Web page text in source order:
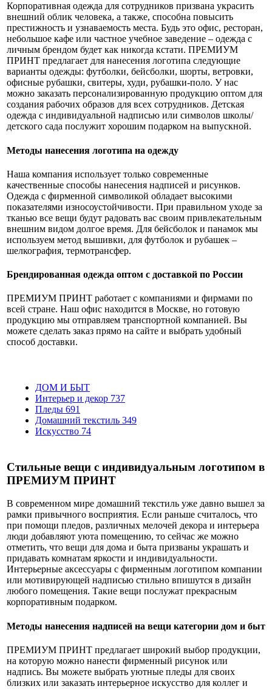
Корпоративная одежда для сотрудников призвана украсить
внешний облик человека, а также, способна повысить
престижность и узнаваемость места. Будь это офис, ресторан,
небольшое кафе или частное учебное заведение – одежда с
личным брендом будет как никогда кстати. ПРЕМИУМ
ПРИНТ предлагает для нанесения логотипа следующие
варианты одежды: футболки, бейсболки, шорты, ветровки,
офисные рубашки, свитеры, худи, рубашки-поло. У нас
можно заказать персонализированную продукцию оптом для
создания рабочих образов для всех сотрудников. Детская
одежда с индивидуальной надписью или символов школы/
детского сада послужит хорошим подарком на выпускной.
Методы нанесения логотипа на одежду
Наша компания использует только современные
качественные способы нанесения надписей и рисунков.
Одежда с фирменной символикой обладает высокими
показателями износоустойчивости. При правильном уходе за
тканью все вещи будут радовать вас своим привлекательным
внешним видом долгое время. Для бейсболок и панамок мы
используем метод вышивки, для футболок и рубашек –
шелкография, термотрансфер.
Брендированная одежда оптом с доставкой по России
ПРЕМИУМ ПРИНТ работает с компаниями и фирмами по
всей стране. Наш офис находится в Москве, но готовую
продукцию мы отправляем транспортной компанией. Вы
можете сделать заказ прямо на сайте и выбрать удобный
способ доставки.
ДОМ И БЫТ
Интерьер и декор 737
Пледы 691
Домашний текстиль 349
Искусство 74
Стильные вещи с индивидуальным логотипом в
ПРЕМИУМ ПРИНТ
В современном мире домашний текстиль уже давно вышел за
рамки привычного восприятия. Если раньше считалось, что
при помощи пледов, различных мелочей декора и интерьера
люди добавляют уюта помещению, то сейчас же можно
отметить, что вещи для дома и быта призваны украшать и
придавать комнатам яркости и индивидуальности.
Интерьерные аксессуары с фирменным логотипом компании
или мотивирующей надписью стильно впишутся в дизайн
любого помещения. Такие вещи послужат прекрасным
корпоративным подарком.
Методы нанесения надписей на вещи категории дом и быт
ПРЕМИУМ ПРИНТ предлагает широкий выбор продукции,
на которую можно нанести фирменный рисунок или
надпись. Вы можете выбрать уютные пледы для своих
близких или заказать интерьерное искусство для коллег и